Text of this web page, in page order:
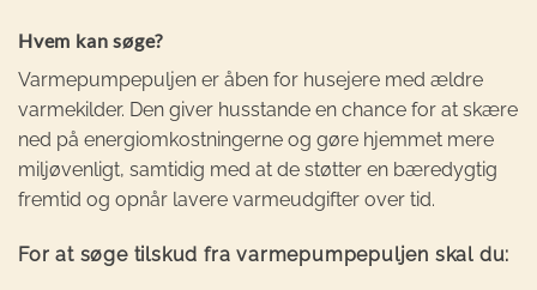
Hvem kan søge?
Varmepumpepuljen er åben for husejere med ældre
varmekilder. Den giver husstande en chance for at skære
ned på energiomkostningerne og gøre hjemmet mere
miljøvenligt, samtidig med at de støtter en bæredygtig
fremtid og opnår lavere varmeudgifter over tid.
For at søge tilskud fra varmepumpepuljen skal du: